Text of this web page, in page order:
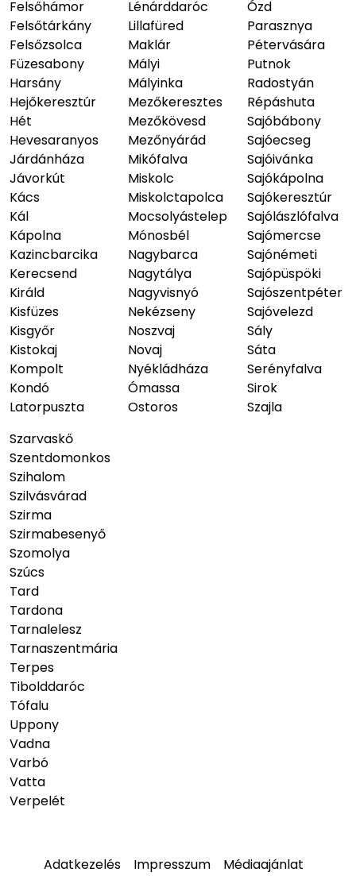
Felsőhámor
Felsőtárkány
Felsőzsolca
Füzesabony
Harsány
Hejőkeresztúr
Hét
Hevesaranyos
Járdánháza
Jávorkút
Kács
Kál
Kápolna
Kazincbarcika
Kerecsend
Királd
Kisfüzes
Kisgyőr
Kistokaj
Kompolt
Kondó
Latorpuszta
Lénárddaróc
Lillafüred
Maklár
Mályi
Mályinka
Mezőkeresztes
Mezőkövesd
Mezőnyárád
Mikófalva
Miskolc
Miskolctapolca
Mocsolyástelep
Mónosbél
Nagybarca
Nagytálya
Nagyvisnyó
Nekézseny
Noszvaj
Novaj
Nyékládháza
Ómassa
Ostoros
Ózd
Parasznya
Pétervására
Putnok
Radostyán
Répáshuta
Sajóbábony
Sajóecseg
Sajóivánka
Sajókápolna
Sajókeresztúr
Sajólászlófalva
Sajómercse
Sajónémeti
Sajópüspöki
Sajószentpéter
Sajóvelezd
Sály
Sáta
Serényfalva
Sirok
Szajla
Szarvaskő
Szentdomonkos
Szihalom
Szilvásvárad
Szirma
Szirmabesenyő
Szomolya
Szúcs
Tard
Tardona
Tarnalelesz
Tarnaszentmária
Terpes
Tibolddaróc
Tófalu
Uppony
Vadna
Varbó
Vatta
Verpelét
Adatkezelés Impresszum Médiaajánlat